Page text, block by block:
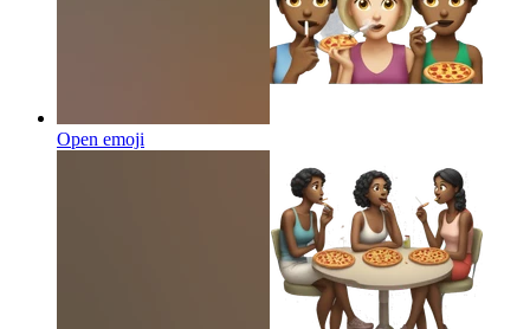
Open emoji